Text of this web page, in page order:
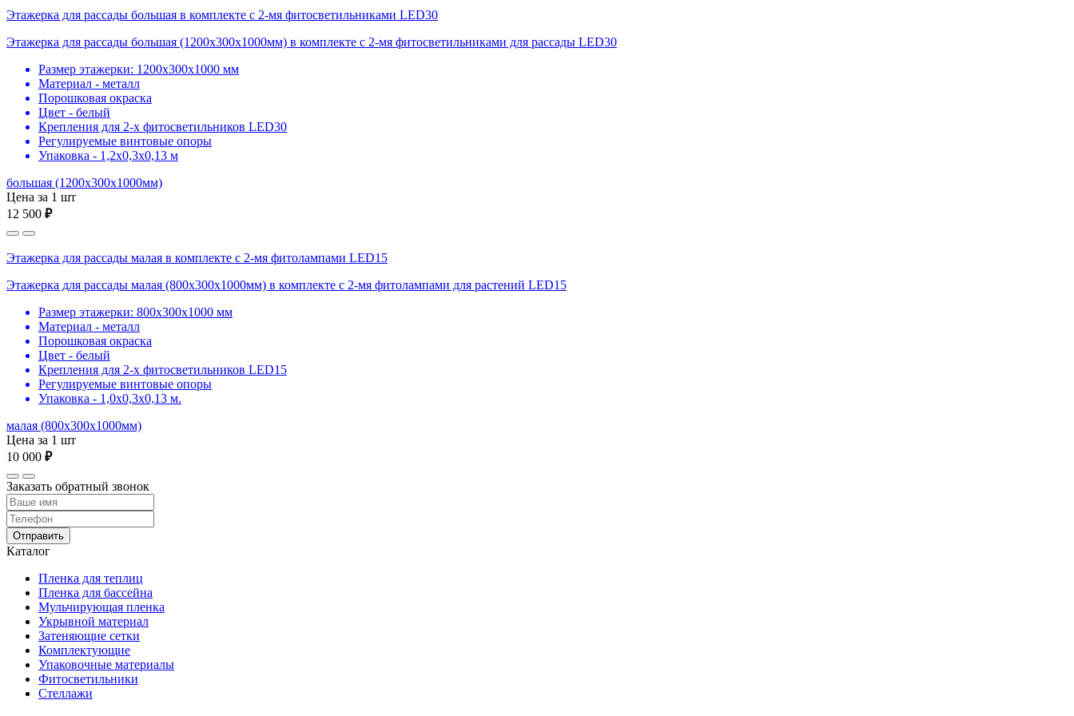
Этажерка для рассады большая в комплекте с 2-мя фитосветильниками LED30
Этажерка для рассады большая (1200х300х1000мм) в комплекте с 2-мя фитосветильниками для рассады LED30
Размер этажерки: 1200х300х1000 мм
Материал - металл
Порошковая окраска
Цвет - белый
Крепления для 2-х фитосветильников LED30
Регулируемые винтовые опоры
Упаковка - 1,2х0,3х0,13 м
большая (1200х300х1000мм)
Цена за 1 шт
12 500 ₽
Этажерка для рассады малая в комплекте с 2-мя фитолампами LED15
Этажерка для рассады малая (800х300х1000мм) в комплекте с 2-мя фитолампами для растений LED15
Размер этажерки: 800х300х1000 мм
Материал - металл
Порошковая окраска
Цвет - белый
Крепления для 2-х фитосветильников LED15
Регулируемые винтовые опоры
Упаковка - 1,0х0,3х0,13 м.
малая (800х300х1000мм)
Цена за 1 шт
10 000 ₽
Заказать обратный звонок
Отправить
Каталог
Пленка для теплиц
Пленка для бассейна
Мульчирующая пленка
Укрывной материал
Затеняющие сетки
Комплектующие
Упаковочные материалы
Фитосветильники
Стеллажи